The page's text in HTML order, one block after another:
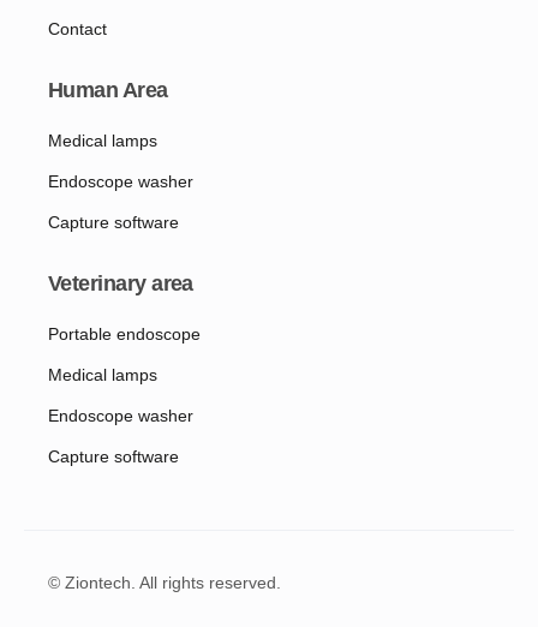
Contact
Human Area
Medical lamps
Endoscope washer
Capture software
Veterinary area
Portable endoscope
Medical lamps
Endoscope washer
Capture software
© Ziontech. All rights reserved.